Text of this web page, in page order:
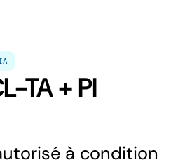
TA + PI
à condition